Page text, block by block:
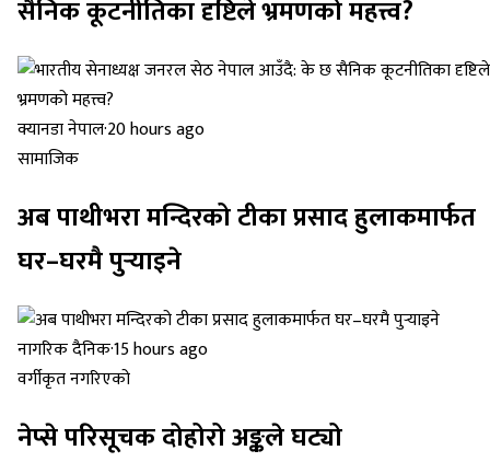
सैनिक कूटनीतिका दृष्टिले भ्रमणको महत्त्व?
क्यानडा नेपाल·20 hours ago
सामाजिक
अब पाथीभरा मन्दिरको टीका प्रसाद हुलाकमार्फत
घर–घरमै पुर्‍याइने
नागरिक दैनिक·15 hours ago
वर्गीकृत नगरिएको
नेप्से परिसूचक दोहोरो अङ्कले घट्यो